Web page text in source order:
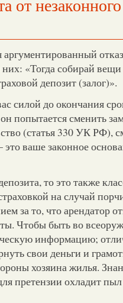
от
«Тогда собирай вещи
депозит (залог)».
силой до окончания
попытается сменить
(статья 330 УК РФ),
ваше законное
то это также
на случай
за то, что арендатор
Чтобы быть во
информацию;
свои деньги и
хозяина жилья.
претензии охладит